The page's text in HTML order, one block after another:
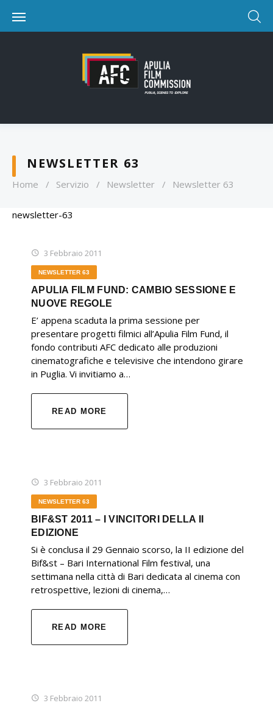
NEWSLETTER 63
Home / Servizio / Newsletter / Newsletter 63
newsletter-63
3 Febbraio 2011
NEWSLETTER 63
APULIA FILM FUND: CAMBIO SESSIONE E
NUOVE REGOLE
E’ appena scaduta la prima sessione per
presentare progetti filmici all’Apulia Film Fund, il
fondo contributi AFC dedicato alle produzioni
cinematografiche e televisive che intendono girare
in Puglia. Vi invitiamo a…
READ MORE
3 Febbraio 2011
NEWSLETTER 63
BIF&ST 2011 – I VINCITORI DELLA II
EDIZIONE
Si è conclusa il 29 Gennaio scorso, la II edizione del
Bif&st – Bari International Film festival, una
settimana nella città di Bari dedicata al cinema con
retrospettive, lezioni di cinema,…
READ MORE
3 Febbraio 2011